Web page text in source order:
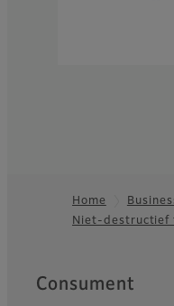
Footer
Home
Niet-destructief
Quick Links
Consument